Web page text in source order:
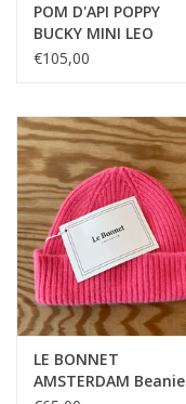
POM D'API POPPY
BUCKY MINI LEO
SAHARA
€105,00
LE BONNET
AMSTERDAM Beanie